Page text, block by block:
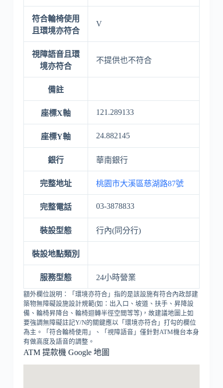
符合輪椅使用
且環境亦符合
V
視障語音且環
境亦符合
不提供也不符合
備註
座標X軸 121.289133
座標Y軸 24.882145
銀行 華南銀行
完整地址 桃園市大溪區慈湖路87號
完整電話 03-3878833
裝設型態 行內(同分行)
裝設地點類別
服務型態 24小時營業
額外欄位說明：「環境亦符合」指的是該設施有符合內政部建
築物無障礙設施設計規範(如：出入口、坡道、扶手、昇降設
備、輪椅昇降台、輪椅迴轉半徑空間等等)，故建議地圖上如
要強調無障礙註記Y/N的關鍵應以「環境亦符合」打勾的欄位
為主。「符合輪椅使用」、「視障語音」僅針對ATM機台本身
有做高度及語音的調整。
ATM 提款機 Google 地圖